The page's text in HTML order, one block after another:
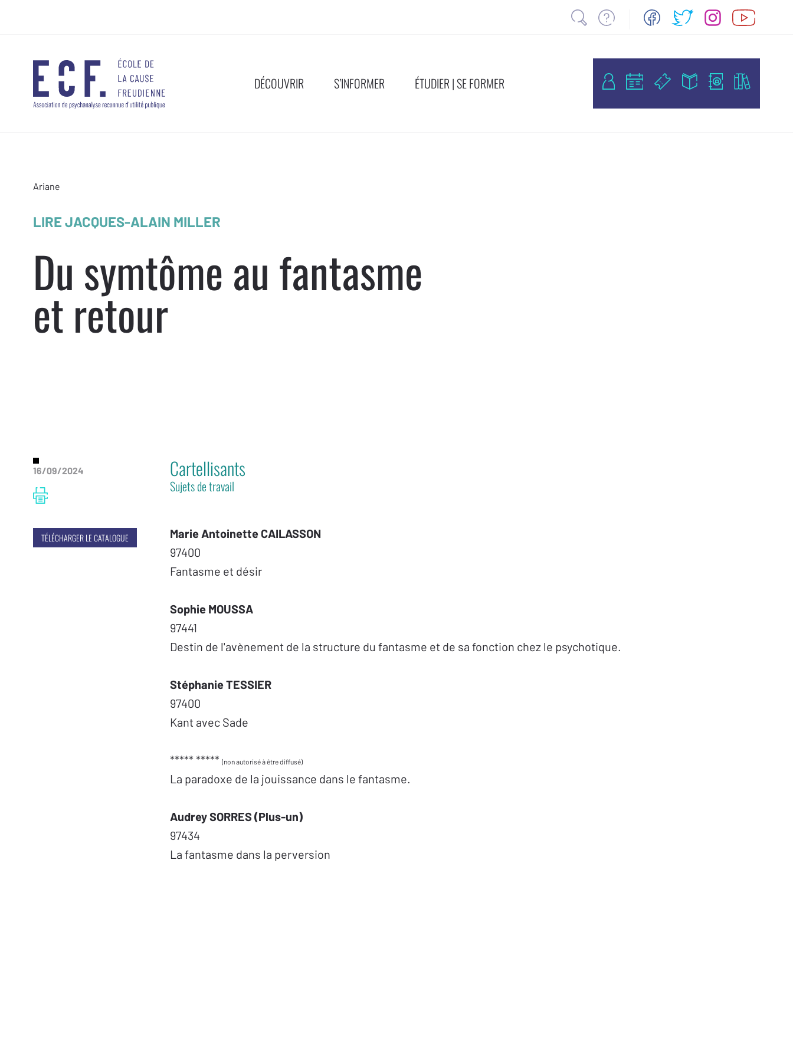
DÉCOUVRIR S’INFORMER ÉTUDIER | SE FORMER
Ariane
LIRE JACQUES-ALAIN MILLER
Du symtôme au fantasme
et retour
16/09/2024
TÉLÉCHARGER LE CATALOGUE
Cartellisants
Sujets de travail
Marie Antoinette CAILASSON
97400
Fantasme et désir
Sophie MOUSSA
97441
Destin de l'avènement de la structure du fantasme et de sa fonction chez le psychotique.
Stéphanie TESSIER
97400
Kant avec Sade
***** ***** (non autorisé à être diffusé)
La paradoxe de la jouissance dans le fantasme.
Audrey SORRES (Plus-un)
97434
La fantasme dans la perversion